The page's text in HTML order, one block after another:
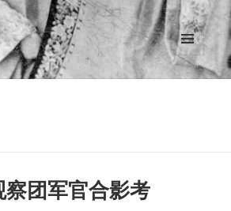
菜单和
挂件
察团军官合影考